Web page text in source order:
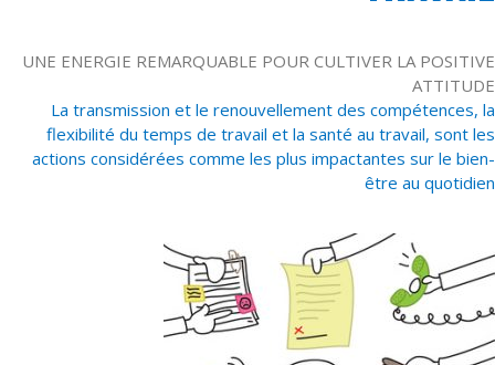
UNE ENERGIE REMARQUABLE POUR CULTIVER LA POSITIVE
ATTITUDE
La transmission et le renouvellement des compétences, la
flexibilité du temps de travail et la santé au travail, sont les
actions considérées comme les plus impactantes sur le bien-
être au quotidien